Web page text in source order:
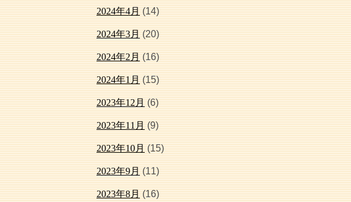
2024年4月(14)
2024年3月(20)
2024年2月(16)
2024年1月(15)
2023年12月(6)
2023年11月(9)
2023年10月(15)
2023年9月(11)
2023年8月(16)